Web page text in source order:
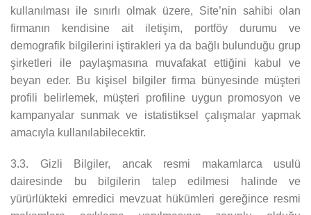
kullanılması ile sınırlı olmak üzere, Site’nin sahibi olan
firmanın kendisine ait iletişim, portföy durumu ve
demografik bilgilerini iştirakleri ya da bağlı bulunduğu grup
şirketleri ile paylaşmasına muvafakat ettiğini kabul ve
beyan eder. Bu kişisel bilgiler firma bünyesinde müşteri
profili belirlemek, müşteri profiline uygun promosyon ve
kampanyalar sunmak ve istatistiksel çalışmalar yapmak
amacıyla kullanılabilecektir.
3.3. Gizli Bilgiler, ancak resmi makamlarca usulü
dairesinde bu bilgilerin talep edilmesi halinde ve
yürürlükteki emredici mevzuat hükümleri gereğince resmi